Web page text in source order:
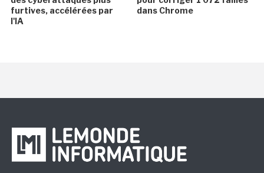
furtives, accélérées par
l'IA
dans Chrome